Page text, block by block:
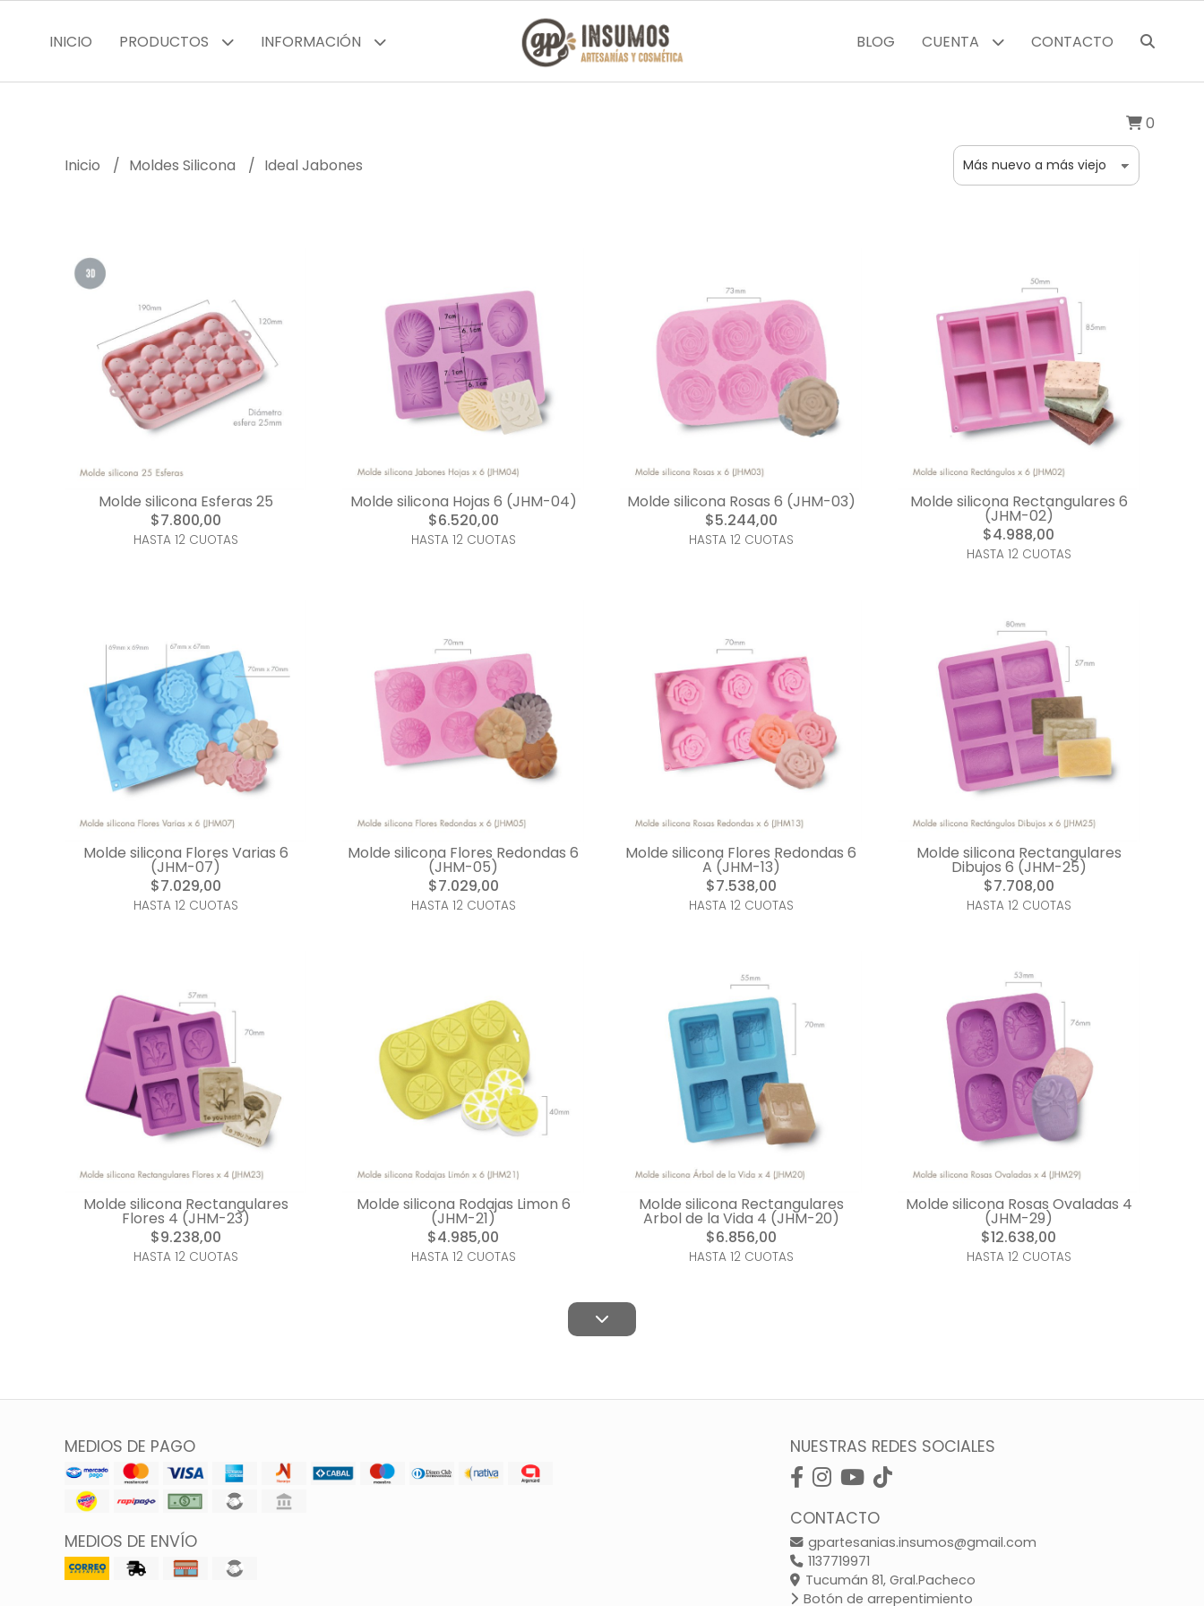
INICIO PRODUCTOS INFORMACIÓN BLOG CUENTA CONTACTO
0
Inicio Moldes Silicona Ideal Jabones
Molde silicona Esferas 25
$7.800,00
HASTA 12 CUOTAS
Molde silicona Hojas 6 (JHM-04)
$6.520,00
HASTA 12 CUOTAS
Molde silicona Rosas 6 (JHM-03)
$5.244,00
HASTA 12 CUOTAS
Molde silicona Rectangulares 6
(JHM-02)
$4.988,00
HASTA 12 CUOTAS
Molde silicona Flores Varias 6
(JHM-07)
$7.029,00
HASTA 12 CUOTAS
Molde silicona Flores Redondas 6
(JHM-05)
$7.029,00
HASTA 12 CUOTAS
Molde silicona Flores Redondas 6
A (JHM-13)
$7.538,00
HASTA 12 CUOTAS
Molde silicona Rectangulares
Dibujos 6 (JHM-25)
$7.708,00
HASTA 12 CUOTAS
Molde silicona Rectangulares
Flores 4 (JHM-23)
$9.238,00
HASTA 12 CUOTAS
Molde silicona Rodajas Limon 6
(JHM-21)
$4.985,00
HASTA 12 CUOTAS
Molde silicona Rectangulares
Arbol de la Vida 4 (JHM-20)
$6.856,00
HASTA 12 CUOTAS
Molde silicona Rosas Ovaladas 4
(JHM-29)
$12.638,00
HASTA 12 CUOTAS
MEDIOS DE PAGO
MEDIOS DE ENVÍO
NUESTRAS REDES SOCIALES
CONTACTO
gpartesanias.insumos@gmail.com
1137719971
Tucumán 81, Gral.Pacheco
Botón de arrepentimiento